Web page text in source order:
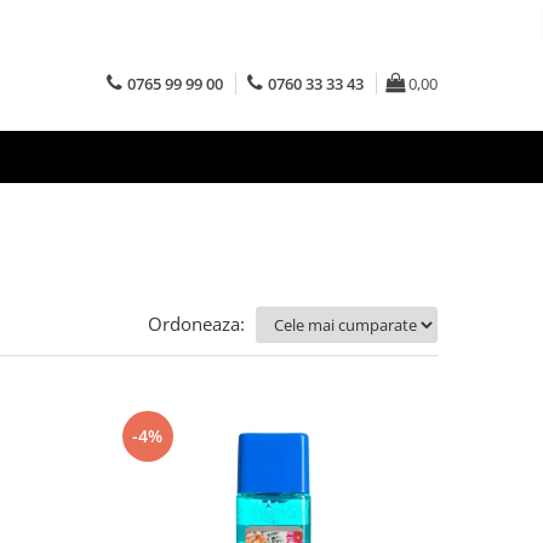
0765 99 99 00 0760 33 33 43 0,00
Ordoneaza:
-4%